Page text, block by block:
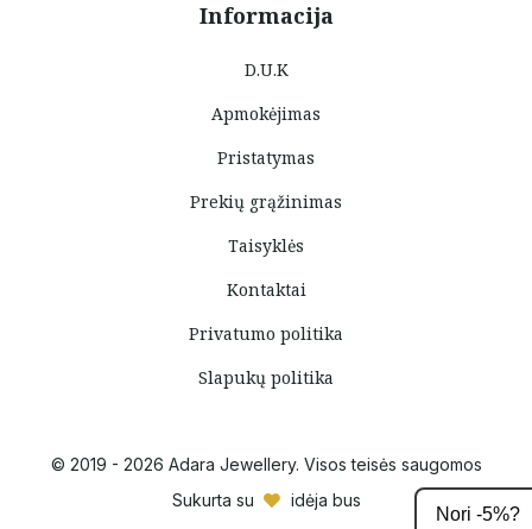
Informacija
D.U.K
Apmokėjimas
Pristatymas
Prekių grąžinimas
Taisyklės
Kontaktai
Privatumo politika
Slapukų politika
© 2019 - 2026 Adara Jewellery. Visos teisės saugomos
Sukurta su
idėja bus
Nori -5%?